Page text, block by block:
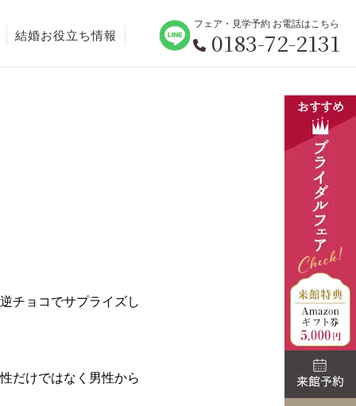
結婚お役立ち情報
フェア・見学予約 お電話はこちら
0183-72-2131
チョコでサプライズし
だけではなく男性から